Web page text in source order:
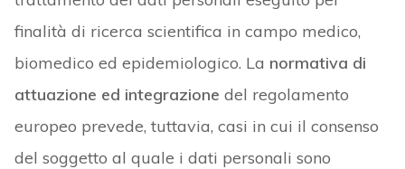
finalità di ricerca scientifica in campo medico,
biomedico ed epidemiologico. La normativa di
attuazione ed integrazione del regolamento
europeo prevede, tuttavia, casi in cui il consenso
del soggetto al quale i dati personali sono